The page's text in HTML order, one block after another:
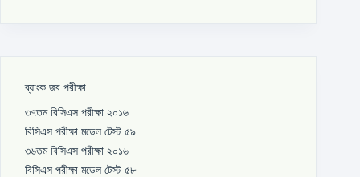
ব্যাংক জব পরীক্ষা
৩৭তম বিসিএস পরীক্ষা ২০১৬
বিসিএস পরীক্ষা মডেল টেস্ট ৫৯
৩৬তম বিসিএস পরীক্ষা ২০১৬
বিসিএস পরীক্ষা মডেল টেস্ট ৫৮